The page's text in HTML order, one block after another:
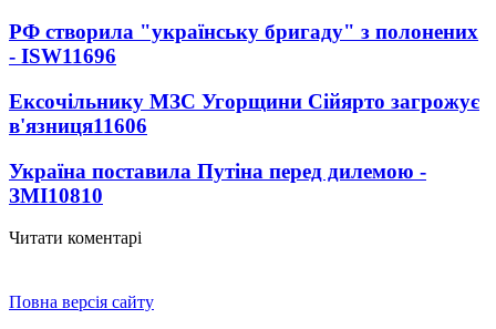
РФ створила "українську бригаду" з полонених
- ISW11696
Ексочільнику МЗС Угорщини Сійярто загрожує
в'язниця11606
Україна поставила Путіна перед дилемою -
ЗМІ10810
Читати коментарі
Повна версія сайту